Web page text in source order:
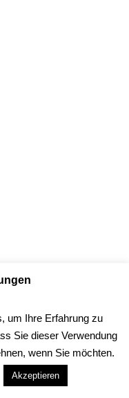
um Ihre Erfahrung zu
Sie dieser Verwendung
wenn Sie möchten.
Akzeptieren